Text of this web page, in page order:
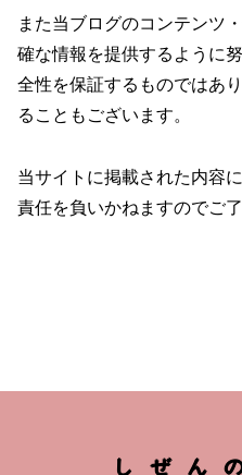
また当ブログのコンテンツ
確な情報を提供するように
全性を保証するものではあ
ることもございます。
当サイトに掲載された内容
責任を負いかねますのでご了
しぜん